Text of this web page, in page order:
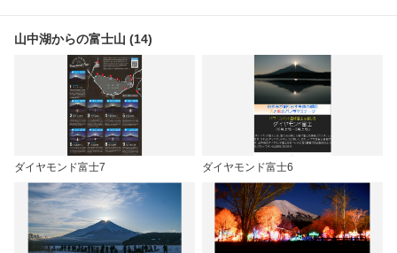
山中湖からの富士山 (14)
ダイヤモンド富士7 ダイヤモンド富士6